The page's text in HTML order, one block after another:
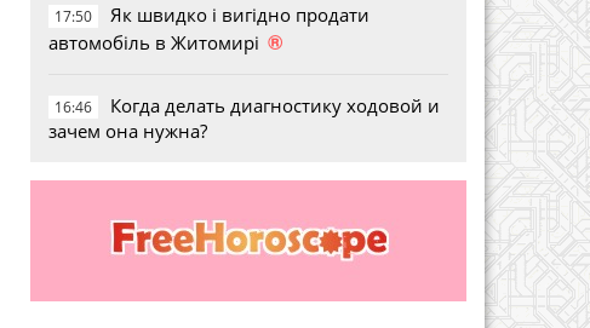
17:50
Як швидко і вигідно продати
автомобіль в Житомирі ®
16:46
Когда делать диагностику ходовой и
зачем она нужна?